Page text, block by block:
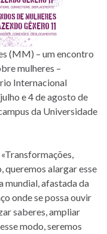
(MM) – um encontro
mulheres –
Internacional
e 4 de agosto de
da Universidade
queremos alargar esse
mundial, afastada da
onde se possa ouvir
saberes, ampliar
modo, seremos